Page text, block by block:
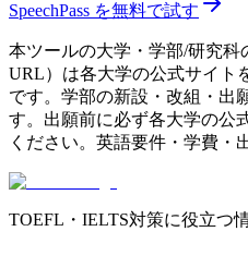
SpeechPass を無料で試す
本ツールの大学・学部/研究
URL）は各大学の公式サイト
です。学部の新設・改組・出
す。出願前に必ず各大学の公
ください。英語要件・学費・
TOEFL・IELTS対策に役立つ